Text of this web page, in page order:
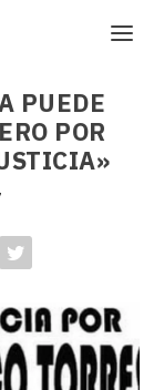
PUEDE
POR